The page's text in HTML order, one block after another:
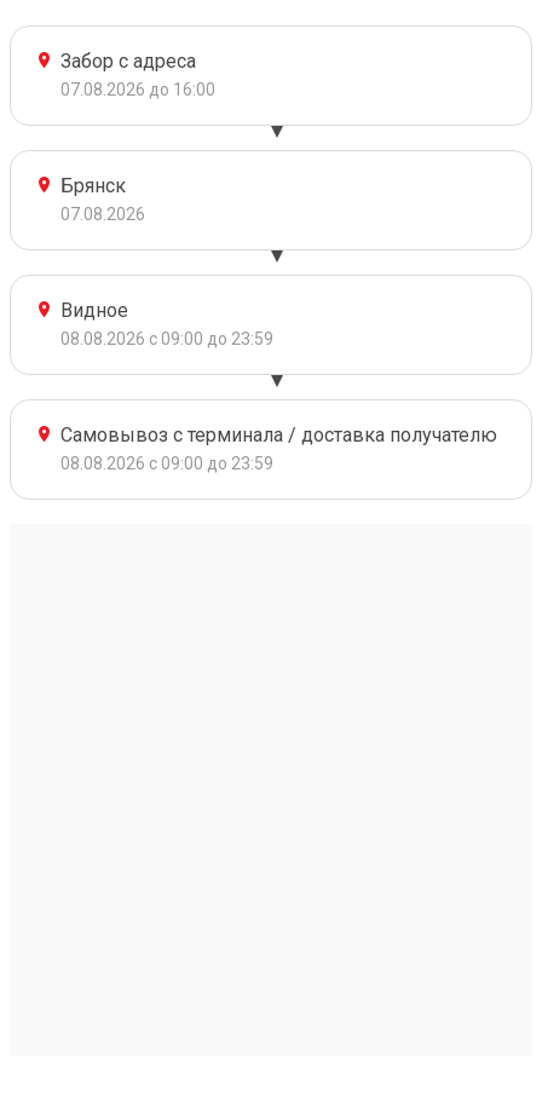
Забор с адреса
07.08.2026 до 16:00
Брянск
07.08.2026
Видное
08.08.2026 с 09:00 до 23:59
Самовывоз с терминала / доставка получателю
08.08.2026 с 09:00 до 23:59